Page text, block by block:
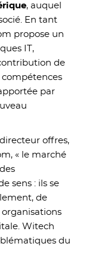
, auquel
En tant
propose un
IT,
de
compétences
par
offres,
« le marché
sens : ils se
de
Witech
du